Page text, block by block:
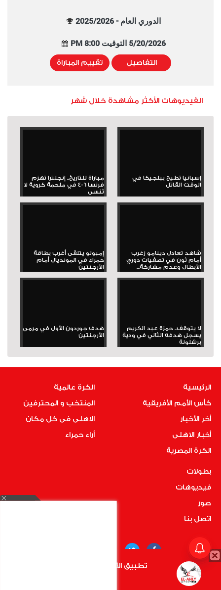
الدوري العام - 2025/2026
5/20/2026 التوقيت 8:00 PM
التفاصيل تقييم المباراة
الفيديوهات الأكثر مشاهدة خلال شهر
إسبانيا تطيح ببلجيكا في
الوقت القاتل
مباراة للتاريخ.. إنجلترا تهزم
فرنسا 6-4 في ملحمة كروية لا
تُنسى
شاهد تعادل دينامو زغرب
أمام ثون في تصفيات دوري
الأبطال وعدم مشاركة...
إمبولو يتلقى أغرب بطاقة
حمراء في المونديال أمام
الأرجنتين
لا يتوقف.. حمزة عبد الكريم
يسجل هدفه الثاني في ودية
برشلونة
هدف جوردون الأول في مرمى
الأرجنتين
الرئيسية
كأس الأمم الأفريقية
أخر الأخبار
أخبار الاهلى
الكرة المصرية
الكرة عالمية
المنتخب و المحترفين
الاهلى فى كل مكان
أراء حمراء
بطولات
فيديوهات
صور
اتصل بنا
COPYRIGHT © 2019 RedMedia | ALL RIGHTS RESERVED
تطبيق الأهلي.كوم متاح الأن